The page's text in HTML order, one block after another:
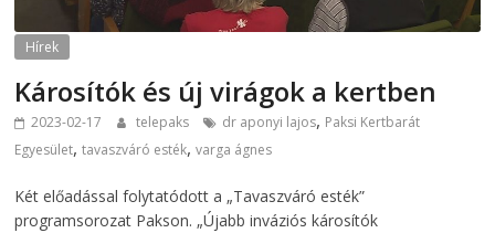
Hírek
Károsítók és új virágok a kertben
2023-02-17 telepaks dr aponyi lajos, Paksi Kertbarát
Egyesület,tavaszváró esték,varga ágnes
Két előadással folytatódott a „Tavaszváró esték”
programsorozat Pakson. „Újabb inváziós károsítók